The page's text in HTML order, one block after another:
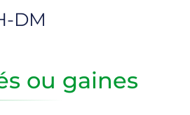
DM
ou gaines